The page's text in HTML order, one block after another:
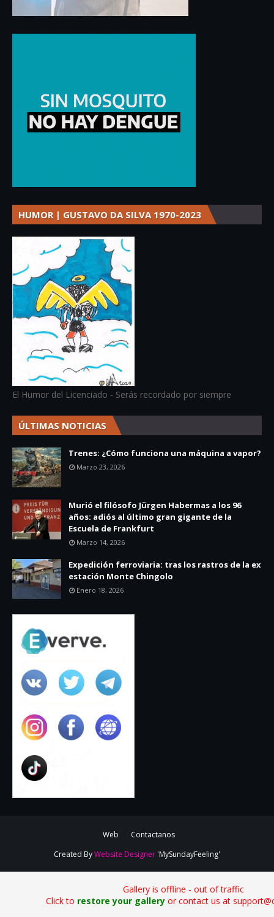
HUMOR | GUSTAVO DA SILVA 1970-2023
El Humor del Licenciado - Serás recordado por siempre
ÚLTIMAS NOTICIAS
Trenes: ¿Cómo funciona una máquina a vapor?
Marzo 23, 2026
Murió el filósofo Jürgen Habermas a los 96
años: adiós al último gran gigante de la
Escuela de Frankfurt
Marzo 14, 2026
Expedición ferroviaria: tras los rastros de la ex
estación Monte Chingolo
Enero 18, 2026
Web
Contactanos
Created ByWebsite Designer 'MySundayFeeling'
Gallery is offline - out of traffic
Click to restore your galleryor contact us at